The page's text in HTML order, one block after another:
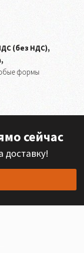
(без НДС),
формы
сейчас
доставку!